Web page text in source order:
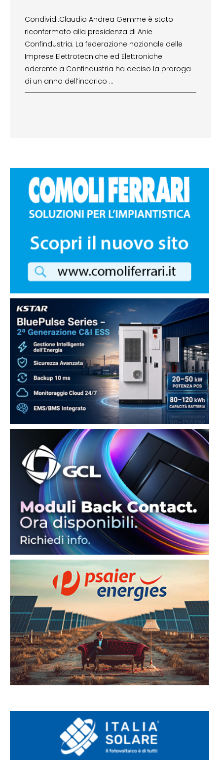
Condividi:Claudio Andrea Gemme è stato
riconfermato alla presidenza di Anie
Confindustria. La federazione nazionale delle
Imprese Elettrotecniche ed Elettroniche
aderente a Confindustria ha deciso la proroga
di un anno dell’incarico …